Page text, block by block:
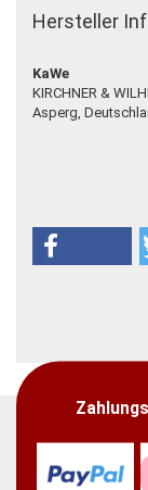
Hersteller
KaWe
KIRCHNER &
Asperg,